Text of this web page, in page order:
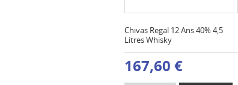
Chivas Regal 12 Ans 40% 4,5
Litres Whisky
167,60 €